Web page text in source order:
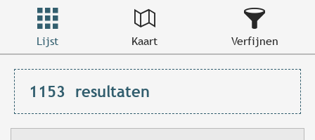
Lijst Kaart Verfijnen
1153 resultaten